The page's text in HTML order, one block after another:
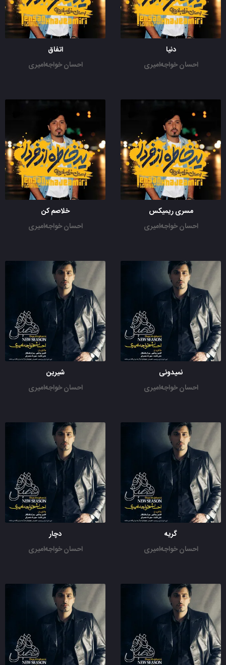
دنیا
احسان خواجه‌امیری
اتفاق
احسان خواجه‌امیری
مسری ریمیکس
احسان خواجه‌امیری
خلاصم کن
احسان خواجه‌امیری
نمیدونی
احسان خواجه‌امیری
شیرین
احسان خواجه‌امیری
گریه
احسان خواجه‌امیری
دچار
احسان خواجه‌امیری